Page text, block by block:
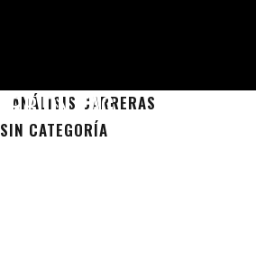
URBIÓN TAG
ANÁLISIS CARRERAS
SIN CATEGORÍA